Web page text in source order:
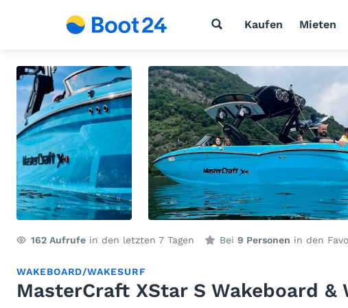
Kaufen Mieten
162 Aufrufe in den letzten 7 Tagen Bei 9 Personen in den
WAKEBOARD/WAKESURF
MasterCraft XStar S Wakeboard &